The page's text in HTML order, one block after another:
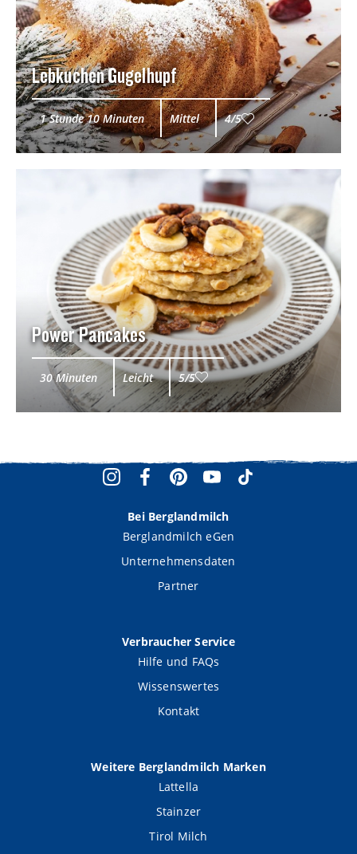
Lebkuchen Gugelhupf
1 Stunde 10 Minuten Mittel 4/5
Power Pancakes
30 Minuten Leicht 5/5
Bei Berglandmilch
Berglandmilch eGen
Unternehmensdaten
Partner
Verbraucher Service
Hilfe und FAQs
Wissenswertes
Kontakt
Weitere Berglandmilch Marken
Lattella
Stainzer
Tirol Milch